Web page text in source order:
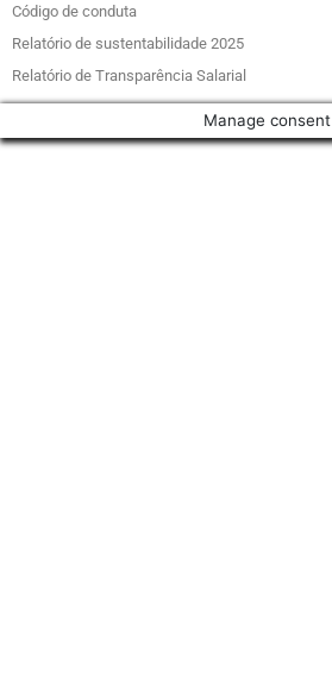
Código de conduta
Relatório de sustentabilidade 2025
Relatório de Transparência Salarial
Manage consent